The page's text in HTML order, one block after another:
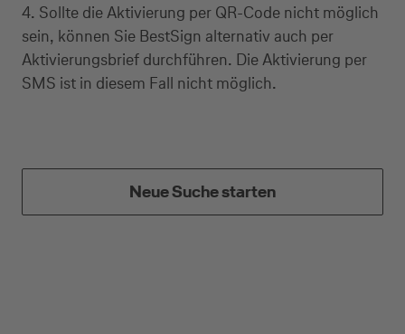
4. Sollte die Aktivierung per QR-Code nicht möglich
sein, können Sie BestSign alternativ auch per
Aktivierungsbrief durchführen. Die Aktivierung per
SMS ist in diesem Fall nicht möglich.
Neue Suche starten
Kreditkarte beantragen